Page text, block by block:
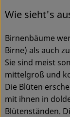
Service
Wie sieht's
Birnenbäume
Birne) als auch
Sie sind meist
mittelgroß und
Die Blüten
mit ihnen in
Blütenständen.